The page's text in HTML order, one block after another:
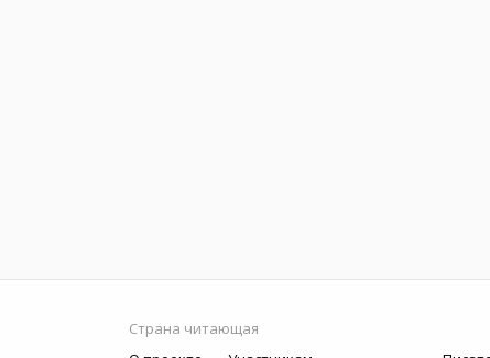
Страна читающая